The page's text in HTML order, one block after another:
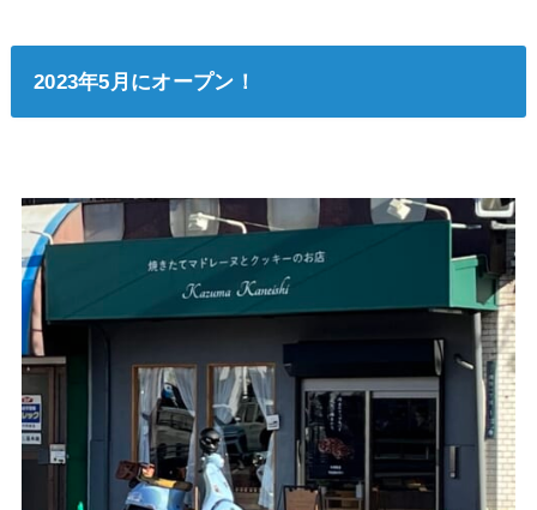
2023年5月にオープン！